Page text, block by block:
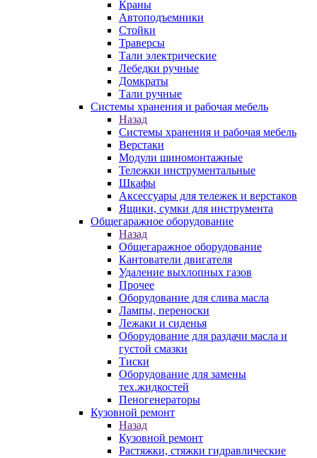
Краны
Автоподъемники
Стойки
Траверсы
Тали электрические
Лебедки ручные
Домкраты
Тали ручные
Системы хранения и рабочая мебель
Назад
Системы хранения и рабочая мебель
Верстаки
Модули шиномонтажные
Тележки инструментальные
Шкафы
Аксессуары для тележек и верстаков
Ящики, сумки для инструмента
Общегаражное оборудование
Назад
Общегаражное оборудование
Кантователи двигателя
Удаление выхлопных газов
Прочее
Оборудование для слива масла
Лампы, переноски
Лежаки и сиденья
Оборудование для раздачи масла и
густой смазки
Тиски
Оборудование для замены
тех.жидкостей
Пеногенераторы
Кузовной ремонт
Назад
Кузовной ремонт
Растяжки, стяжки гидравлические